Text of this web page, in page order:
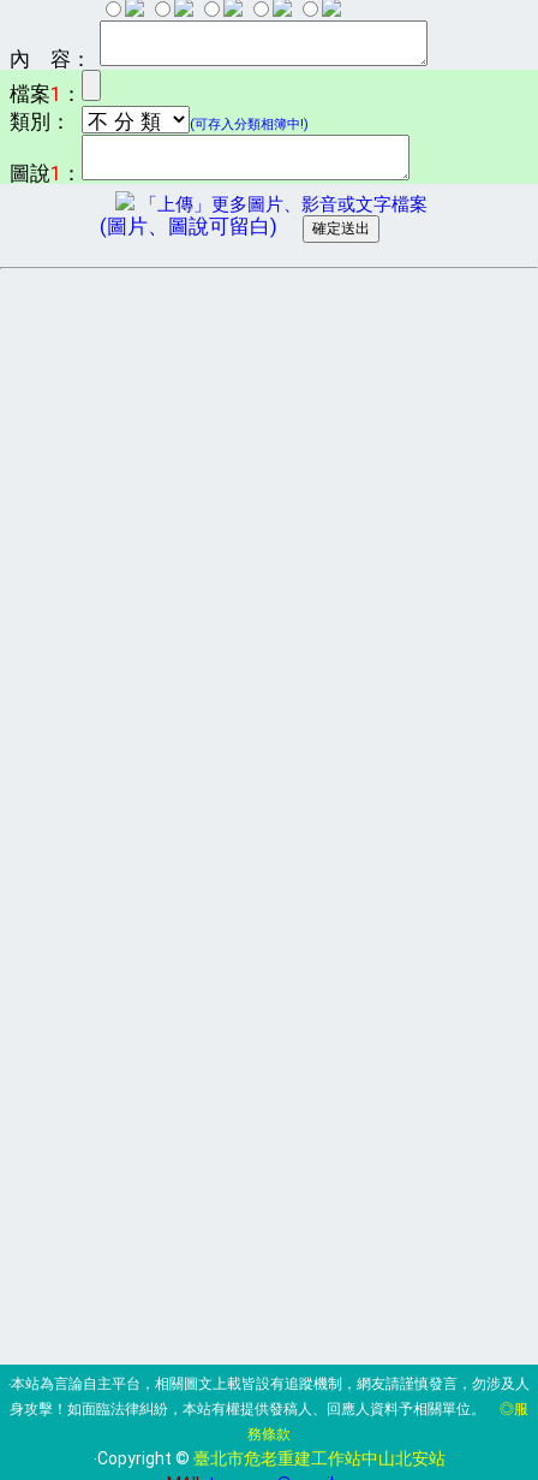
內 容：
檔案1 ：
類別：
(可存入分類相簿中!)
圖說1 ：
「上傳」更多圖片、影音或文字檔案
(圖片、圖說可留白)
‧本站為言論自主平台，相關圖文上載皆設有追蹤機制，網友請謹慎發言，勿涉及人
身攻擊！如面臨法律糾紛，本站有權提供發稿人、回應人資料予相關單位。 ◎服
務條款
‧Copyright © 臺北市危老重建工作站中山北安站